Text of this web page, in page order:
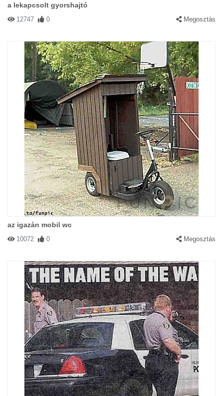
a lekapcsolt gyorshajtó
12747 0 Megosztás
az igazán mobil wc
10072 0 Megosztás